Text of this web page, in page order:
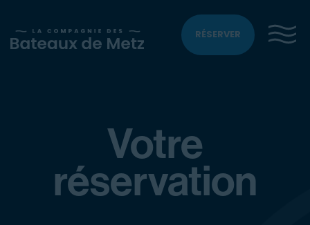
RÉSERVER
Votre
réservation